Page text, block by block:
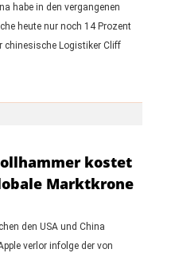
habe in den vergangenen
heute nur noch 14 Prozent
chinesische Logistiker Cliff
kostet
Marktkrone
den USA und China
verlor infolge der von